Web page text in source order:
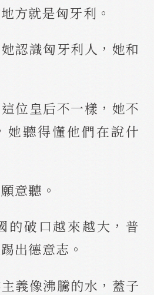
方就是匈牙利。
認識匈牙利人，她和
位皇后不一樣，她不
她聽得懂他們在說什
意聽。
的破口越來越大，普
出德意志。
義像沸騰的水，蓋子